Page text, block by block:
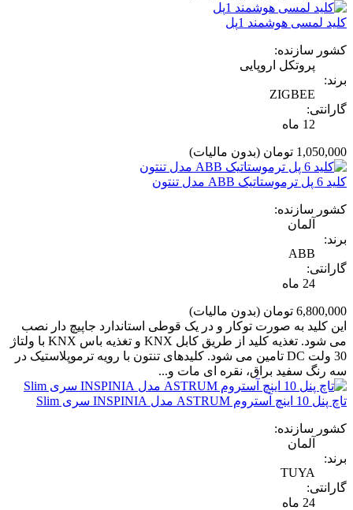
کلید لمسی هوشمند 1پل
کشور سازنده:
پروتکل اروپایی
برند:
ZIGBEE
گارانتی:
12 ماه
1,050,000 تومان (بدون مالیات)
کلید 6 پل ترموستاتیک ABB مدل تنتون
کشور سازنده:
آلمان
برند:
ABB
گارانتی:
24 ماه
6,800,000 تومان
(بدون مالیات)
این کلید به صورت توکار و در یک قوطی استاندارد جاپیچ دار نصب
می شود. تغذیه کلید از طریق کابل KNX و تغذیه باس KNX با ولتاژ
30 ولت DC تامین می شود. کلیدهای تنتون با رویه ترموپلاستیک در
سه رنگ سفید براق، نقره ای مات و...
تاچ پنل 10 اینچ آستروم ASTRUM مدل INSPINIA سری Slim
کشور سازنده:
آلمان
برند:
TUYA
گارانتی:
24 ماه